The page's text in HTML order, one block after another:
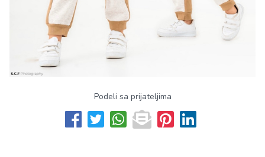
Podeli sa prijateljima